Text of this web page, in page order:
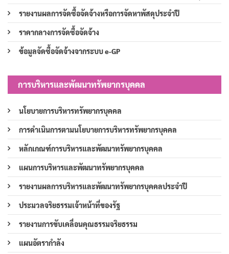
รายงานผลการจัดซื้อจัดจ้างหรือการจัดหาพัสดุประจำปี
ราคากลางการจัดซื้อจัดจ้าง
ข้อมูลจัดซื้อจัดจ้างจากระบบ e-GP
การบริหารและพัฒนาทรัพยากรบุคคล
นโยบายการบริหารทรัพยากรบุคคล
การดำเนินการตามนโยบายการบริหารทรัพยากรบุคคล
หลักเกณฑ์การบริหารและพัฒนาทรัพยากรบุคคล
แผนการบริหารและพัฒนาทรัพยากรบุคคล
รายงานผลการบริหารและพัฒนาทรัพยากรบุคคลประจำปี
ประมวลจริยธรรมเจ้าหน้าที่ของรัฐ
รายงานการขับเคลื่อนคุณธรรมจริยธรรม
แผนอัตรากำลัง